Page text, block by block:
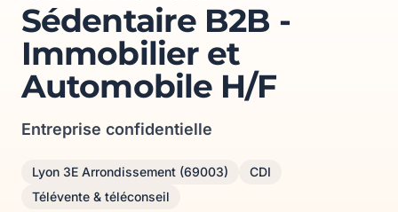
Sédentaire B2B -
Immobilier et
Automobile H/F
Entreprise confidentielle
Lyon 3E Arrondissement (69003)
CDI
Télévente & téléconseil